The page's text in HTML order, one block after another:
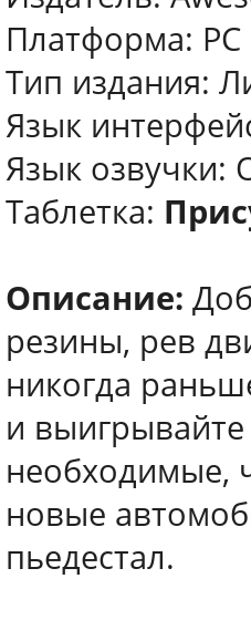
Платформа: PC
Тип издания:
Язык
Язык озвучки:
Таблетка:
Описание:
резины, рев
никогда
и
необходимые,
новые
пьедестал.